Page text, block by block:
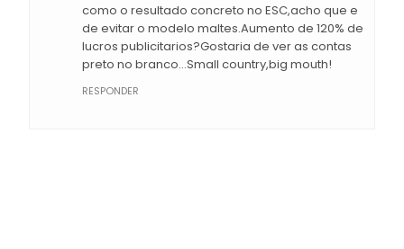
como o resultado concreto no ESC,acho que e
de evitar o modelo maltes.Aumento de 120% de
lucros publicitarios?Gostaria de ver as contas
preto no branco...Small country,big mouth!
RESPONDER